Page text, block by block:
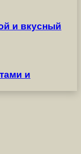
и вкусный
и